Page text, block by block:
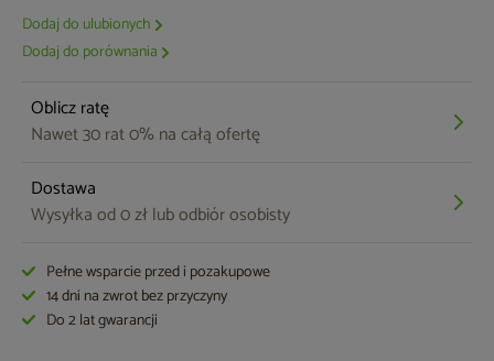
Dodaj do ulubionych
Dodaj do porównania
Oblicz ratę
Nawet 30 rat 0% na całą ofertę
Dostawa
Wysyłka od 0 zł lub odbiór osobisty
Pełne wsparcie przed i pozakupowe
14 dni na zwrot bez przyczyny
Do 2 lat gwarancji